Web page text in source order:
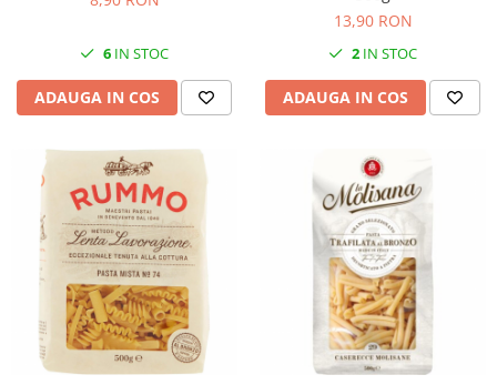
6 IN STOC
ADAUGA IN COS
13,90 RON
2 IN STOC
ADAUGA IN COS